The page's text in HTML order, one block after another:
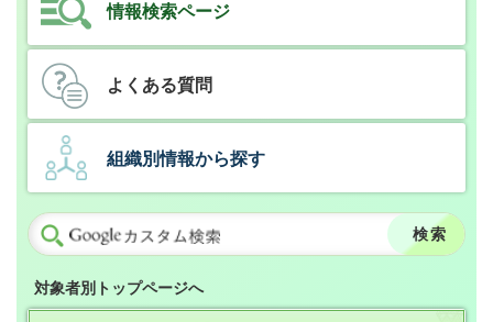
情報検索ページ
よくある質問
組織別情報から探す
対象者別トップページへ